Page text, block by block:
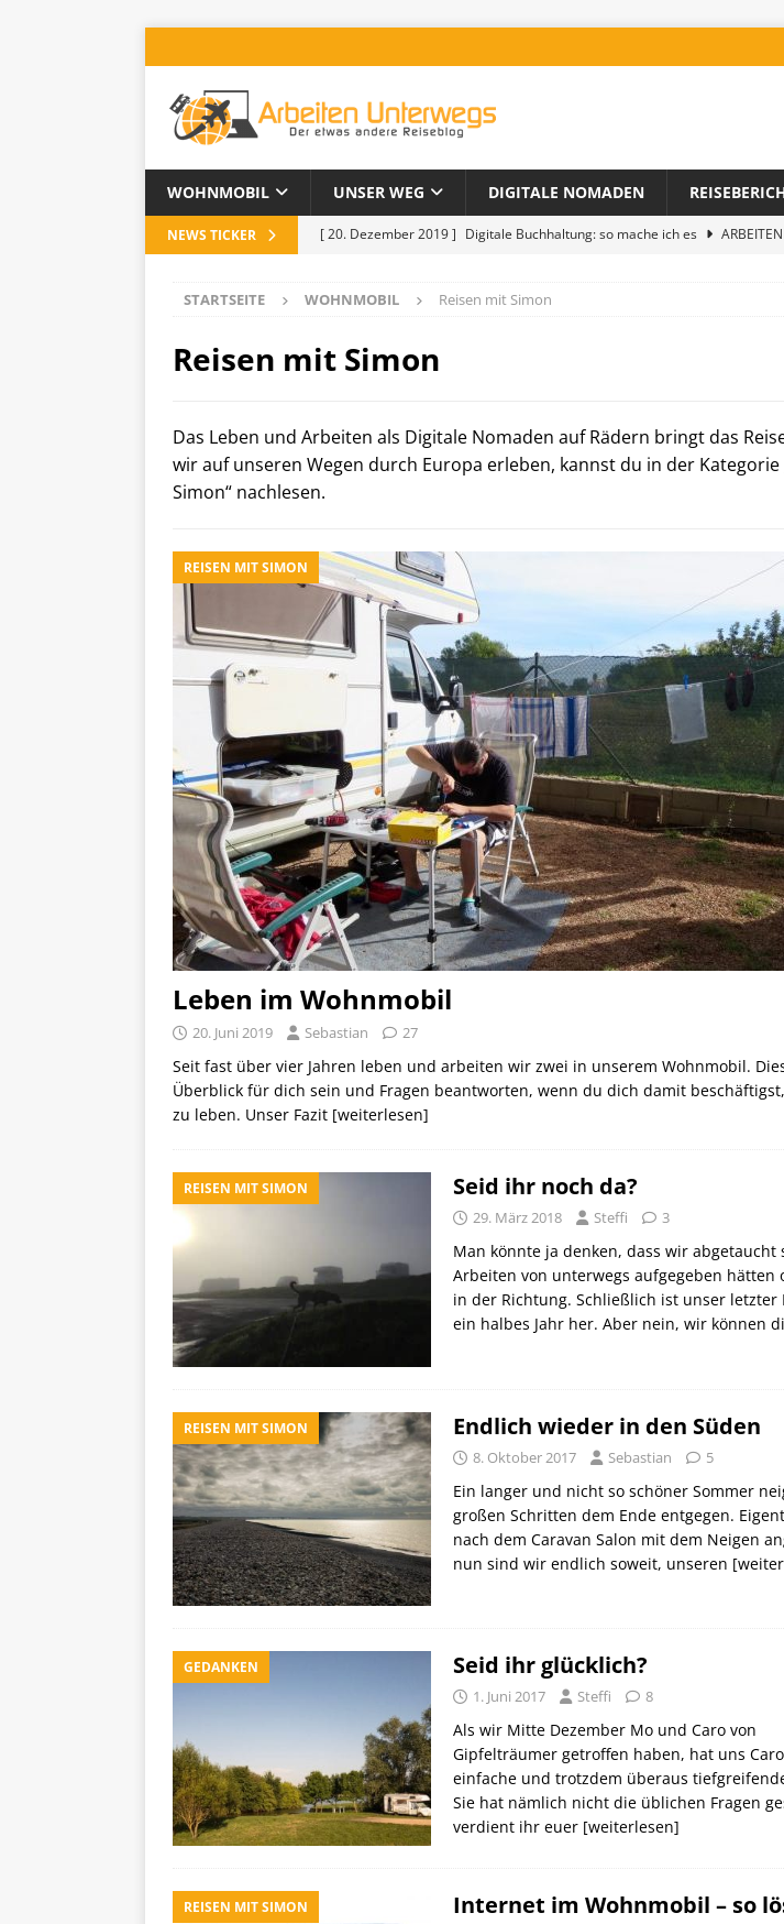
WOHNMOBIL UNSER WEG DIGITALE NOMADEN
NEWS TICKER [ 20. Dezember 2019 ] Digitale Buchhaltung: so mache ich es
ARBEITEN
[ 18. Juni 2019 ]
1500 Tage Leben und Arbeiten unterwegs
[ 16. September 2018 ]
STARTSEITE WOHNMOBIL Reisen mit Simon
Reisen mit Simon
Das Leben und Arbeiten als Digitale Nomaden auf Rädern bringt das
wir auf unseren Wegen durch Europa erleben, kannst du in der Kategorie
Simon“ nachlesen.
REISEN MIT SIMON
Leben im Wohnmobil
20. Juni 2019 Sebastian 27
Seit fast über vier Jahren leben und arbeiten wir zwei in unserem Wohnmobil.
Überblick für dich sein und Fragen beantworten, wenn du dich damit
zu leben. Unser Fazit [weiterlesen]
REISEN MIT SIMON Seid ihr noch da?
29. März 2018 Steffi 3
Man könnte ja denken, dass wir abgetaucht
Arbeiten von unterwegs aufgegeben hätten
in der Richtung. Schließlich ist unser letzter
ein halbes Jahr her. Aber nein, wir können
REISEN MIT SIMON Endlich wieder in den Süden
8. Oktober 2017 Sebastian 5
Ein langer und nicht so schöner Sommer
großen Schritten dem Ende entgegen.
nach dem Caravan Salon mit dem Neigen
nun sind wir endlich soweit, unseren
GEDANKEN Seid ihr glücklich?
1. Juni 2017 Steffi 8
Als wir Mitte Dezember Mo und Caro von
Gipfelträumer getroffen haben, hat uns
einfache und trotzdem überaus
Sie hat nämlich nicht die üblichen Fragen
verdient ihr euer [weiterlesen]
REISEN MIT SIMON Internet im Wohnmobil – so